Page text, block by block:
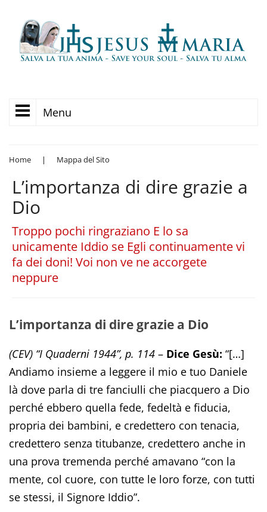
Menu
Home | Mappa del Sito
L’importanza di dire grazie a
Dio
Troppo pochi ringraziano E lo sa
unicamente Iddio se Egli continuamente vi
fa dei doni! Voi non ve ne accorgete
neppure
L’importanza di dire grazie a Dio
(CEV) “I Quaderni 1944”, p. 114 – Dice Gesù: “[…]
Andiamo insieme a leggere il mio e tuo Daniele
là dove parla di tre fanciulli che piacquero a Dio
perché ebbero quella fede, fedeltà e fiducia,
propria dei bambini, e credettero con tenacia,
credettero senza titubanze, credettero anche in
una prova tremenda perché amavano “con la
mente, col cuore, con tutte le loro forze, con tutti
se stessi, il Signore Iddio”.